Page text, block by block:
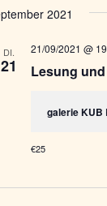
2021
DI.
21 Lesung
21/09/2021 @
galerie KUB
€25